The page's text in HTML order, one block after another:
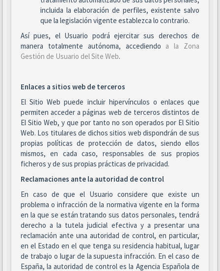
incluida la elaboración de perfiles, existente salvo
que la legislación vigente establezca lo contrario.
Así pues, el Usuario podrá ejercitar sus derechos de
manera totalmente autónoma, accediendo a la Zona
Gestión de Usuario del Site Web.
Enlaces a sitios web de terceros
El Sitio Web puede incluir hipervínculos o enlaces que
permiten acceder a páginas web de terceros distintos de
El Sitio Web, y que por tanto no son operados por El Sitio
Web. Los titulares de dichos sitios web dispondrán de sus
propias políticas de protección de datos, siendo ellos
mismos, en cada caso, responsables de sus propios
ficheros y de sus propias prácticas de privacidad.
Reclamaciones ante la autoridad de control
En caso de que el Usuario considere que existe un
problema o infracción de la normativa vigente en la forma
en la que se están tratando sus datos personales, tendrá
derecho a la tutela judicial efectiva y a presentar una
reclamación ante una autoridad de control, en particular,
en el Estado en el que tenga su residencia habitual, lugar
de trabajo o lugar de la supuesta infracción. En el caso de
España, la autoridad de control es la Agencia Española de